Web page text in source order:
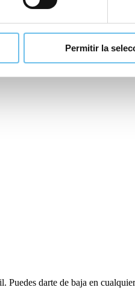
Permitir la
Puedes darte de baja en